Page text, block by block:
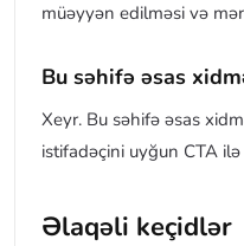
müəyyən edilməsi və
Bu səhifə əsas
Xeyr. Bu səhifə əsas
istifadəçini uyğun CTA
Əlaqəli keçidlər